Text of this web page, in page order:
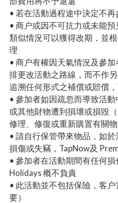
• 若在活動過程途中決定不
• 商户或因不可抗力或未能
類似情況可以獲得改期，並
理
• 商户有權因天氣情況及參
排更改活動之路線，而不作
追溯任何形式之補償或賠償
• 參加者如因疏忽而導致活
或其他財物遭到損壞或損毀
修理、修復或重新購置有關
• 請自行保管帶來物品，如
損傷或失竊，TapNow及
• 參加者在活動期間有任何
Holidays 概不負責
• 此活動並不包括保險，客
要）